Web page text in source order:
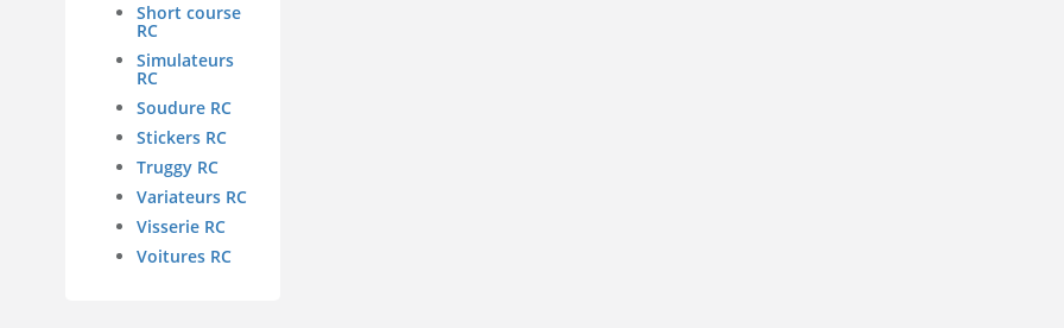
Short course
RC
Simulateurs
RC
Soudure RC
Stickers RC
Truggy RC
Variateurs RC
Visserie RC
Voitures RC